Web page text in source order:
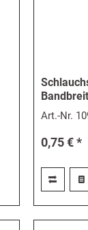
Art.-Nr.
0,75 € *